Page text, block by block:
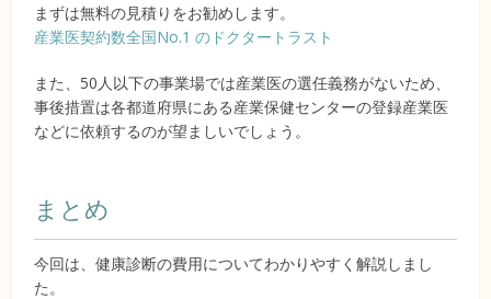
まずは無料の見積りをお勧めします。
産業医契約数全国No.1 のドクタートラスト
また、50人以下の事業場では産業医の選任義務がないため、
事後措置は各都道府県にある産業保健センターの登録産業医
などに依頼するのが望ましいでしょう。
まとめ
今回は、健康診断の費用についてわかりやすく解説しまし
た。